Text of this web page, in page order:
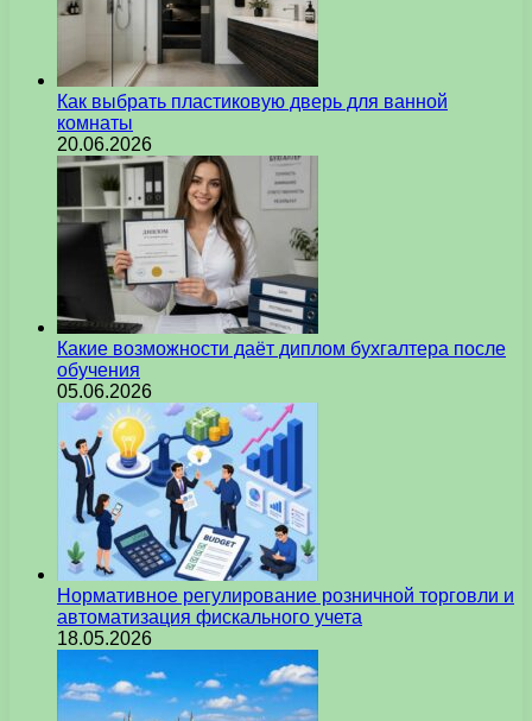
Как выбрать пластиковую дверь для ванной
комнаты
20.06.2026
Какие возможности даёт диплом бухгалтера после
обучения
05.06.2026
Нормативное регулирование розничной торговли и
автоматизация фискального учета
18.05.2026